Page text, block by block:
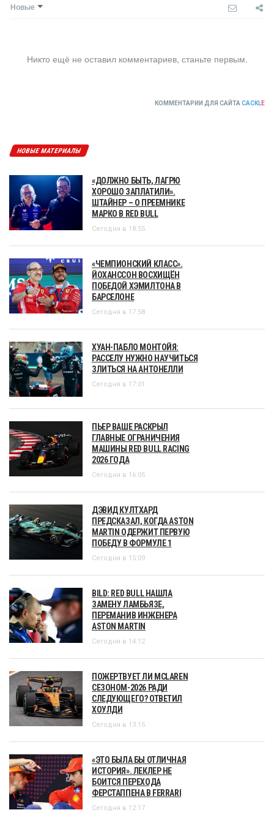
Новые
Никто ещё не оставил комментариев, станьте первым.
КОММЕНТАРИИ ДЛЯ САЙТА CACKLE
НОВЫЕ МАТЕРИАЛЫ
«ДОЛЖНО БЫТЬ, ЛАГРЮ
ХОРОШО ЗАПЛАТИЛИ».
ШТАЙНЕР – О ПРЕЕМНИКЕ
МАРКО В RED BULL
Сегодня в 18:55
«ЧЕМПИОНСКИЙ КЛАСС».
ЙОХАНССОН ВОСХИЩЁН
ПОБЕДОЙ ХЭМИЛТОНА В
БАРСЕЛОНЕ
Сегодня в 17:58
ХУАН-ПАБЛО МОНТОЙЯ:
РАССЕЛУ НУЖНО НАУЧИТЬСЯ
ЗЛИТЬСЯ НА АНТОНЕЛЛИ
Сегодня в 17:01
ПЬЕР ВАШЕ РАСКРЫЛ
ГЛАВНЫЕ ОГРАНИЧЕНИЯ
МАШИНЫ RED BULL RACING
2026 ГОДА
Сегодня в 16:05
ДЭВИД КУЛТХАРД
ПРЕДСКАЗАЛ, КОГДА ASTON
MARTIN ОДЕРЖИТ ПЕРВУЮ
ПОБЕДУ В ФОРМУЛЕ 1
Сегодня в 15:09
BILD: RED BULL НАШЛА
ЗАМЕНУ ЛАМБЬЯЗЕ,
ПЕРЕМАНИВ ИНЖЕНЕРА
ASTON MARTIN
Сегодня в 14:12
ПОЖЕРТВУЕТ ЛИ MCLAREN
СЕЗОНОМ-2026 РАДИ
СЛЕДУЮЩЕГО? ОТВЕТИЛ
ХОУЛДИ
Сегодня в 13:15
«ЭТО БЫЛА БЫ ОТЛИЧНАЯ
ИСТОРИЯ». ЛЕКЛЕР НЕ
БОИТСЯ ПЕРЕХОДА
ФЕРСТАППЕНА В FERRARI
Сегодня в 12:17